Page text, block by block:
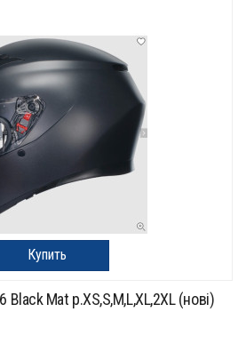
Купить
Mat p.XS,S,M,L,XL,2XL (нові)